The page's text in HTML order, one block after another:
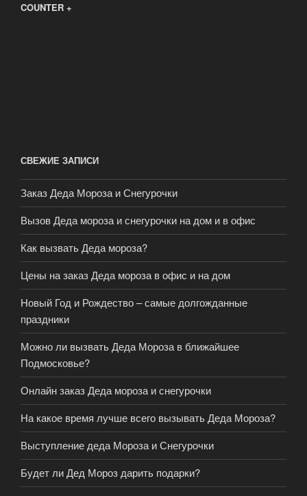
COUNTER +
СВЕЖИЕ ЗАПИСИ
Заказ Деда Мороза и Снегурочки
Вызов Деда мороза и снегурочки на дом и в офис
Как вызвать Деда мороза?
Цены на заказ Деда мороза в офис и на дом
Новый Год и Рождество – самые долгожданные
праздники
Можно ли вызвать Деда Мороза в ближайшее
Подмосковье?
Онлайн заказ Деда мороза и снегурочки
На какое время лучше всего вызывать Деда Мороза?
Выступление деда Мороза и Снегурочки
Будет ли Дед Мороз дарить подарки?